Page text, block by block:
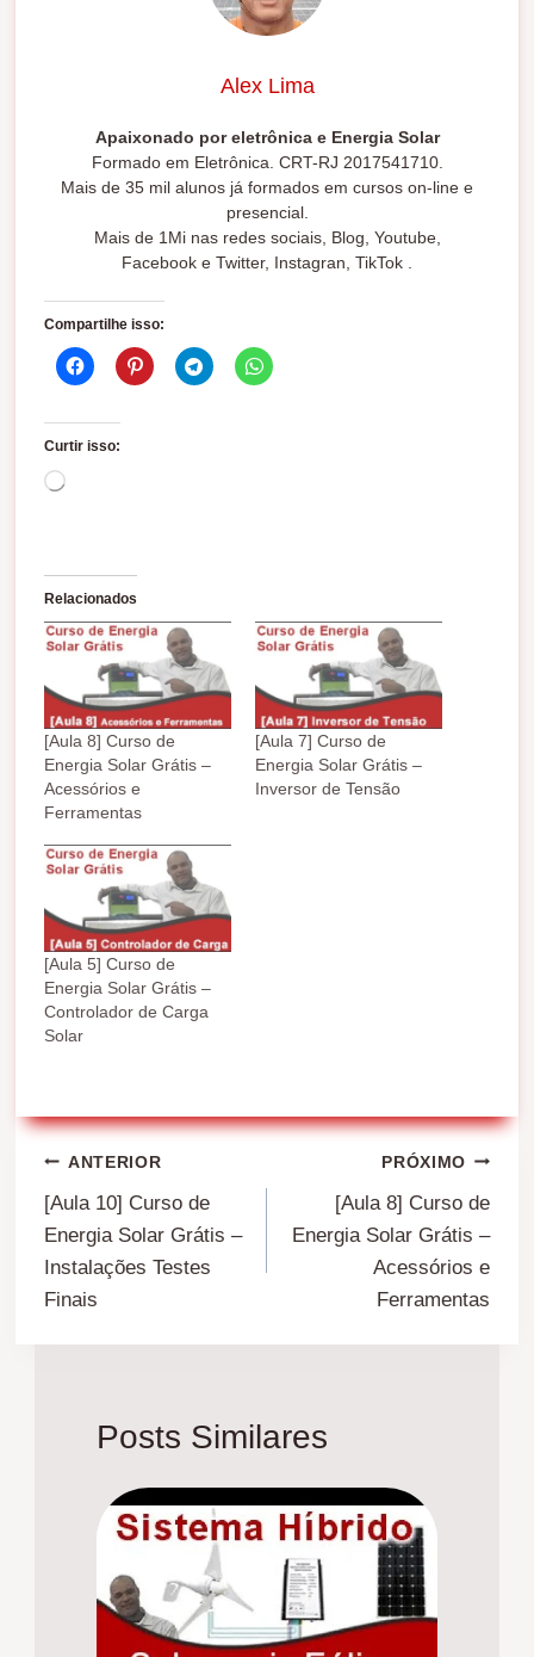
Alex Lima
Apaixonado por eletrônica e Energia Solar
Formado em Eletrônica. CRT-RJ 2017541710.
Mais de 35 mil alunos já formados em cursos on-line e
presencial.
Mais de 1Mi nas redes sociais, Blog, Youtube,
Facebook e Twitter, Instagran, TikTok .
Compartilhe isso:
Curtir isso:
C
g
n
.
.
.
Relacionados
[Aula 8] Curso de
Energia Solar Grátis –
Acessórios e
Ferramentas
[Aula 7] Curso de
Energia Solar Grátis –
Inversor de Tensão
[Aula 5] Curso de
Energia Solar Grátis –
Controlador de Carga
Solar
Navegação
de
Post
ANTERIOR
[Aula 10] Curso de
Energia Solar Grátis –
Instalações Testes
Finais
PRÓXIMO
[Aula 8] Curso de
Energia Solar Grátis –
Acessórios e
Ferramentas
Posts Similares